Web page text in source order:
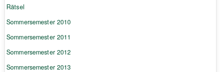
Rätsel
Sommersemester 2010
Sommersemester 2011
Sommersemester 2012
Sommersemester 2013